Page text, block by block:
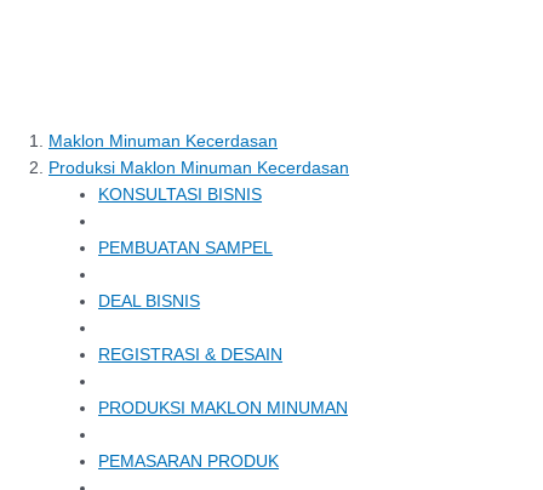
Maklon Minuman Kecerdasan
Produksi Maklon Minuman Kecerdasan
KONSULTASI BISNIS
PEMBUATAN SAMPEL
DEAL BISNIS
REGISTRASI & DESAIN
PRODUKSI MAKLON MINUMAN
PEMASARAN PRODUK